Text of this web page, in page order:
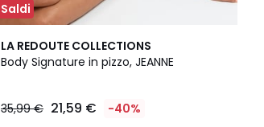
Saldi
LA REDOUTE COLLECTIONS
Body Signature in pizzo, JEANNE
35,99 € 21,59 € -40%
4,6
/ 5